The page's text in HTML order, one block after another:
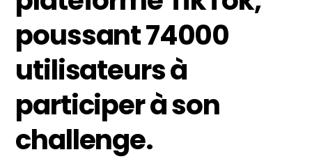
poussant 74000
utilisateurs à
participer à son
challenge.